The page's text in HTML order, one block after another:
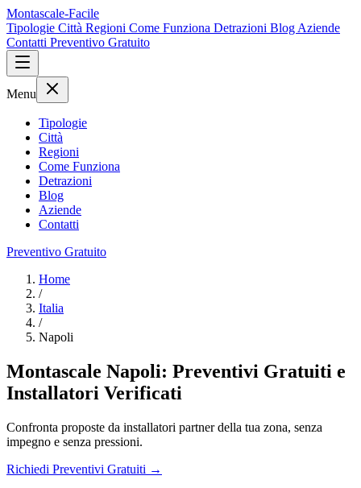
Montascale-Facile
Tipologie Città Regioni Come Funziona Detrazioni Blog Aziende
Contatti Preventivo Gratuito
Menu
Tipologie
Città
Regioni
Come Funziona
Detrazioni
Blog
Aziende
Contatti
Preventivo Gratuito
Home
/
Italia
/
Napoli
Montascale Napoli: Preventivi Gratuiti e
Installatori Verificati
Confronta proposte da installatori partner della tua zona, senza
impegno e senza pressioni.
Richiedi Preventivi Gratuiti →